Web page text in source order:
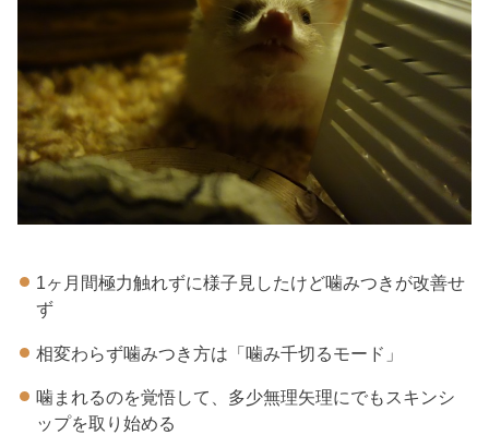
1ヶ月間極力触れずに様子見したけど噛みつきが改善せ
ず
相変わらず噛みつき方は「噛み千切るモード」
噛まれるのを覚悟して、多少無理矢理にでもスキンシ
ップを取り始める